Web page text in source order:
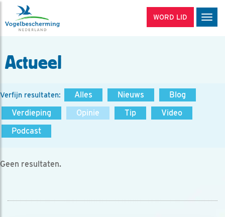
WORD LID
Actueel
Verfijn resultaten: Alles Nieuws
Blog
Verdieping
Opinie Tip
Video
Podcast
Geen resultaten.